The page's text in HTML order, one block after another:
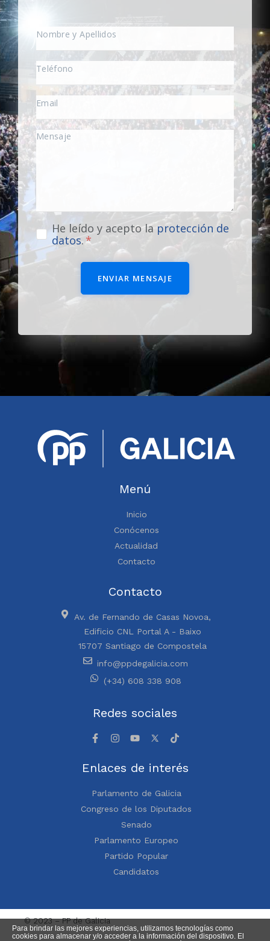
He leído y acepto laprotección de
datos.
ENVIAR MENSAJE
Menú
Inicio
Conócenos
Actualidad
Contacto
Contacto
Av. de Fernando de Casas Novoa,
Edificio CNL Portal A - Baixo
15707 Santiago de Compostela
info@ppdegalicia.com
(+34) 608 338 908
Redes sociales
Enlaces de interés
Parlamento de Galicia
Congreso de los Diputados
Senado
Parlamento Europeo
Partido Popular
Candidatos
© 2023 – PP de Galicia
Para brindar las mejores experiencias, utilizamos tecnologías como
cookies para almacenar y/o acceder a la información del dispositivo. El